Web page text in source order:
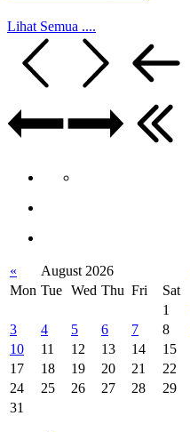
Lihat Semua ....
« August 2026
Mon Tue Wed Thu Fri Sat
1
3
4 5 6 7 8
10
11 12 13 14 15
17
18 19 20 21 22
24
25 26 27 28 29
31